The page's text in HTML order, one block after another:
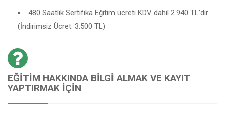
480 Saatlik Sertifika Eğitim ücreti KDV dahil 2.940 TL’dir.
(İndirimsiz Ücret: 3.500 TL)
EĞITIM HAKKINDA BILGI ALMAK VE KAYIT
YAPTIRMAK İÇIN